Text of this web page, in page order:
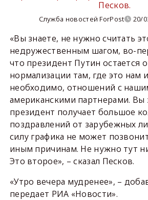
Песков.
Служба новостей ForPost 20/
«Вы знаете, не нужно считать
недружественным шагом, во-
что президент Путин остается
нормализации там, где это нам
необходимо, отношений с
американскими партнерами. Вы
президент получает большое
поздравлений от зарубежных
силу графика не может
иным причинам. Не нужно тут
Это второе», – сказал Песков.
«Утро вечера мудренее», –
передает РИА «Новости».